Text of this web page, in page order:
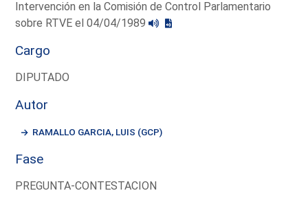
Intervención en la Comisión de Control Parlamentario
sobre RTVE el 04/04/1989
Cargo
DIPUTADO
Autor
RAMALLO GARCIA, LUIS (GCP)
Fase
PREGUNTA-CONTESTACION